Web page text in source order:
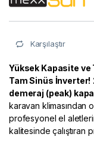
Karşılaştır
Yüksek Kapasite ve
Tam Sinüs İnverter!
demeraj (peak)
karavan klimasından
profesyonel el
kalitesinde çalıştıran